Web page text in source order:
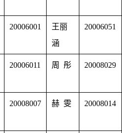
20006001
王丽
涵
20006051
20006011 周 彤 20008029
20008007 赫 雯 20008014